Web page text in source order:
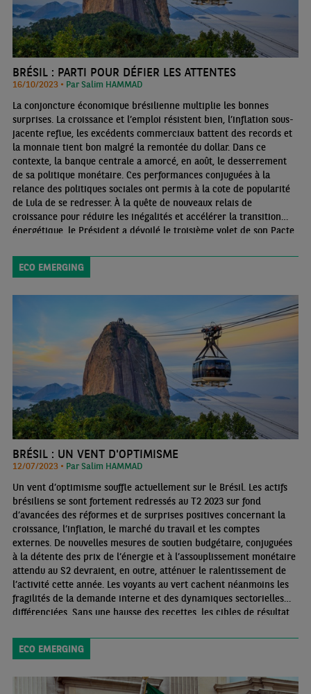
BRÉSIL : PARTI POUR DÉFIER LES ATTENTES
16/10/2023 • Par Salim HAMMAD
La conjoncture économique brésilienne multiplie les bonnes
surprises. La croissance et l’emploi résistent bien, l’inflation sous-
jacente reflue, les excédents commerciaux battent des records et
la monnaie tient bon malgré la remontée du dollar. Dans ce
contexte, la banque centrale a amorcé, en août, le desserrement
de sa politique monétaire. Ces performances conjuguées à la
relance des politiques sociales ont permis à la cote de popularité
de Lula de se redresser. À la quête de nouveaux relais de
croissance pour réduire les inégalités et accélérer la transition
énergétique, le Président a dévoilé le troisième volet de son Pacte
toutefois question au vu du nouveau cadre budgétaire
ECO EMERGING
BRÉSIL : UN VENT D'OPTIMISME
12/07/2023 • Par Salim HAMMAD
Un vent d’optimisme souffle actuellement sur le Brésil. Les actifs
brésiliens se sont fortement redressés au T2 2023 sur fond
d’avancées des réformes et de surprises positives concernant la
croissance, l’inflation, le marché du travail et les comptes
externes. De nouvelles mesures de soutien budgétaire, conjuguées
à la détente des prix de l’énergie et à l’assouplissement monétaire
attendu au S2 devraient, en outre, atténuer le ralentissement de
l’activité cette année. Les voyants au vert cachent néanmoins les
fragilités de la demande interne et des dynamiques sectorielles
différenciées. Sans une hausse des recettes, les cibles de résultat
difficilement atteignables.
ECO EMERGING